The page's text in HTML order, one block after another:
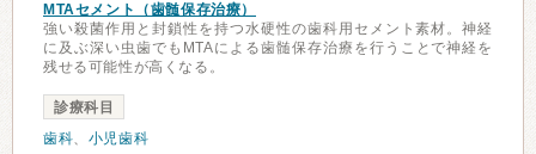
MTAセメント（歯髄保存治療）
強い殺菌作用と封鎖性を持つ水硬性の歯科用セメント素材。神経
に及ぶ深い虫歯でもMTAによる歯髄保存治療を行うことで神経を
残せる可能性が高くなる。
診療科目
歯科、 小児歯科